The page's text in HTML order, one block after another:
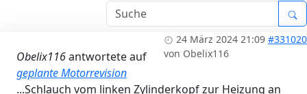
Workshops 2026 - Hzg & Klima 16.5. Erlangen, D-, KA-
24 März 2024 21:09 #331020
von Obelix116
Obelix116antwortete auf
geplante Motorrevision
...Schlauch vom linken Zylinderkopf zur Heizung an